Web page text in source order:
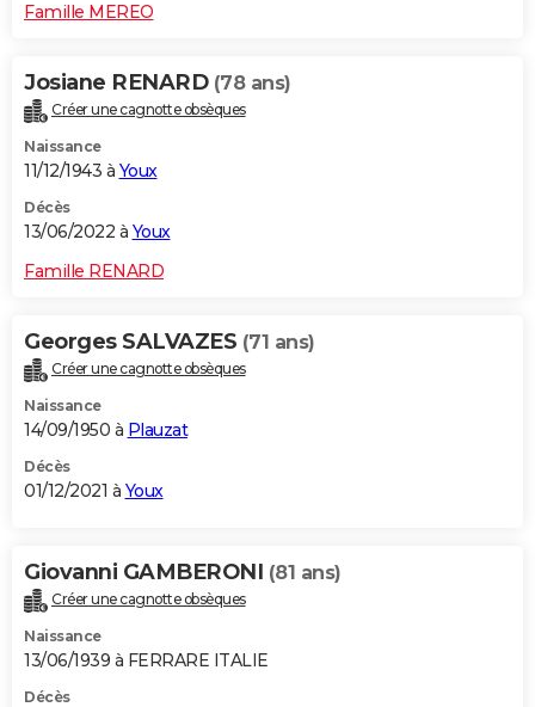
Famille MEREO
Josiane RENARD (78 ans)
Créer une cagnotte obsèques
Naissance
11/12/1943 à Youx
Décès
13/06/2022 à Youx
Famille RENARD
Georges SALVAZES (71 ans)
Créer une cagnotte obsèques
Naissance
14/09/1950 à Plauzat
Décès
01/12/2021 à Youx
Giovanni GAMBERONI (81 ans)
Créer une cagnotte obsèques
Naissance
13/06/1939 à FERRARE ITALIE
Décès